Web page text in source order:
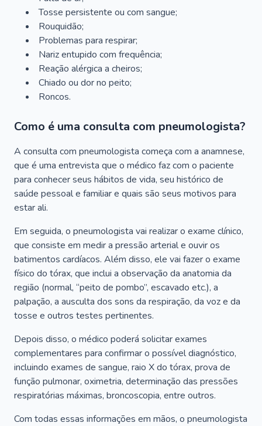
Tosse persistente ou com sangue;
Rouquidão;
Problemas para respirar;
Nariz entupido com frequência;
Reação alérgica a cheiros;
Chiado ou dor no peito;
Roncos.
Como é uma consulta com pneumologista?
A consulta com pneumologista começa com a anamnese,
que é uma entrevista que o médico faz com o paciente
para conhecer seus hábitos de vida, seu histórico de
saúde pessoal e familiar e quais são seus motivos para
estar ali.
Em seguida, o pneumologista vai realizar o exame clínico,
que consiste em medir a pressão arterial e ouvir os
batimentos cardíacos. Além disso, ele vai fazer o exame
físico do tórax, que inclui a observação da anatomia da
região (normal, “peito de pombo”, escavado etc.), a
palpação, a ausculta dos sons da respiração, da voz e da
tosse e outros testes pertinentes.
Depois disso, o médico poderá solicitar exames
complementares para confirmar o possível diagnóstico,
incluindo exames de sangue, raio X do tórax, prova de
função pulmonar, oximetria, determinação das pressões
respiratórias máximas, broncoscopia, entre outros.
Com todas essas informações em mãos, o pneumologista